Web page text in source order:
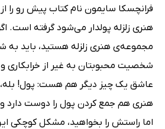
فرانچسکا سایمون نام کتاب پیش رو را
هنری زلزله پولدار می‌شود گرفته است.
مجموعه‌ی هنری زلزله هستید، باید به
شخصیت محبوبتان به غیر از خرابکاری
عاشق یک چیز دیگر هم هست: پول!
هنری هم جمع کردن پول را دوست دارد
اما راستش را بخواهید، مشکل کوچکی